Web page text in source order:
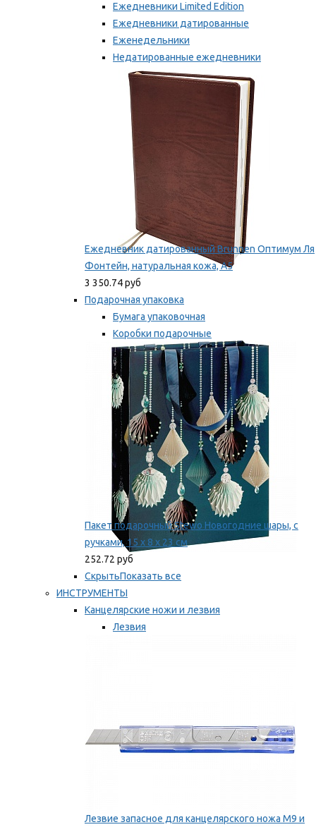
Ежедневники Limited Edition
Ежедневники датированные
Еженедельники
Недатированные ежедневники
Планинги
Мы рекомендуем
Ежедневник датированный Brunnen Оптимум Ля
Фонтейн, натуральная кожа, А5
3 350.74 руб
Подарочная упаковка
Бумага упаковочная
Коробки подарочные
Ленты, бобины
Мы рекомендуем
Пакет подарочный Stewo Новогодние шары, с
ручками, 15 х 8 х 23 см
252.72 руб
СкрытьПоказать все
ИНСТРУМЕНТЫ
Канцелярские ножи и лезвия
Лезвия
Лезвие запасное для канцелярского ножа M9 и